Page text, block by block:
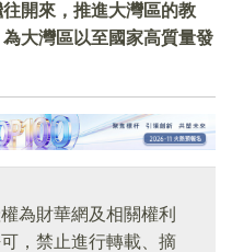
開來，推進大灣區的教
大灣區以至國家高質量發
為財華網及相關權利
，禁止進行轉載、摘